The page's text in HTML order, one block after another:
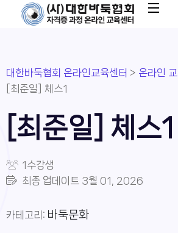
대한바둑협회 온라인교육센터 > 온라인
[최준일] 체스1
[최준일] 체스1
1수강생
최종 업데이트 3월 01, 2026
카테고리: 바둑문화